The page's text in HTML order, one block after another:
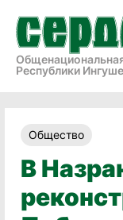
Республики
Общество
В